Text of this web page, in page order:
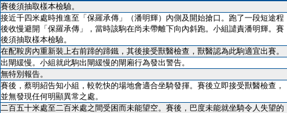
賽後須抽取樣本檢驗。
接近千四米處時推進至「保羅承傳」（潘明輝）內側及開始搶口。跑了一段短途程
後收慢避開「保羅承傳」，當時該駒在尚未帶離下向內斜跑。小組譴責潘明輝。賽
後須抽取樣本檢驗。
在配鞍房內重新裝上右前蹄的蹄鐵，其後接受獸醫檢查，獸醫認為此駒適宜出賽。
出閘緩慢。小組就此駒出閘緩慢的閘廂行為發出警告。
無特別報告。
賽後，蔡明紹告知小組，較乾快的場地會適合坐騎發揮。賽後立即接受獸醫檢查，
並無發現任何明顯異常之處。
二百五十米處至二百米處之間受困而未能望空。賽後，巴度未能就坐騎令人失望的